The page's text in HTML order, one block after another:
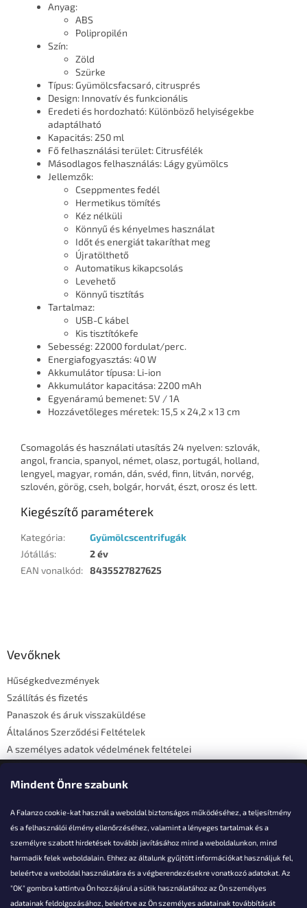
Mindent Önre szabunk
A Falanzo cookie-kat használ a weboldal biztonságos működéséhez, a teljesítmény
és a felhasználói élmény ellenőrzéséhez, valamint a lényeges tartalmak és a
személyre szabott hirdetések további javításához mind a weboldalunkon, mind
harmadik felek weboldalain. Ehhez az általunk gyűjtött információkat használjuk fel,
beleértve a weboldal használatára és a végberendezésekre vonatkozó adatokat. Az
"OK" gombra kattintva Ön hozzájárul a sütik használatához az Ön személyes
adatainak feldolgozásához, beleértve az Ön személyes adatainak továbbítását
Anyag:
ABS
Polipropilén
Szín:
Zöld
Szürke
Típus: Gyümölcsfacsaró, citrusprés
Design: Innovatív és funkcionális
Eredeti és hordozható: Különböző helyiségekbe
adaptálható
Kapacitás: 250 ml
Fő felhasználási terület: Citrusfélék
Másodlagos felhasználás: Lágy gyümölcs
Jellemzők:
Cseppmentes fedél
Hermetikus tömítés
Kéz nélküli
Könnyű és kényelmes használat
Időt és energiát takaríthat meg
Újratölthető
Automatikus kikapcsolás
Levehető
Könnyű tisztítás
Tartalmaz:
USB-C kábel
Kis tisztítókefe
Sebesség: 22000 fordulat/perc.
Energiafogyasztás: 40 W
Akkumulátor típusa: Li-ion
Akkumulátor kapacitása: 2200 mAh
Egyenáramú bemenet: 5V / 1A
Hozzávetőleges méretek: 15,5 x 24,2 x 13 cm
Csomagolás és használati utasítás 24 nyelven: szlovák,
angol, francia, spanyol, német, olasz, portugál, holland,
lengyel, magyar, román, dán, svéd, finn, litván, norvég,
szlovén, görög, cseh, bolgár, horvát, észt, orosz és lett.
Kiegészítő paraméterek
Kategória:
Gyümölcscentrifugák
Jótállás:
2 év
EAN vonalkód: 8435527827625
Vevőknek
Hűségkedvezmények
Szállítás és fizetés
Panaszok és áruk visszaküldése
Általános Szerződési Feltételek
A személyes adatok védelmének feltételei
Elérhetőségi adatok
Akarsz kérdezni valamit?
info@falanzo.hu